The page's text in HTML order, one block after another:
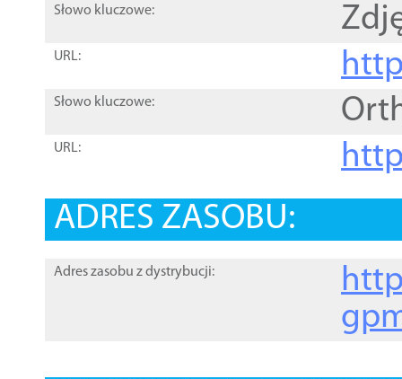
Słowo kluczowe:
URL:
Słowo kluczowe:
URL:
ADRES ZASOBU:
Adres zasobu z dystrybucji: